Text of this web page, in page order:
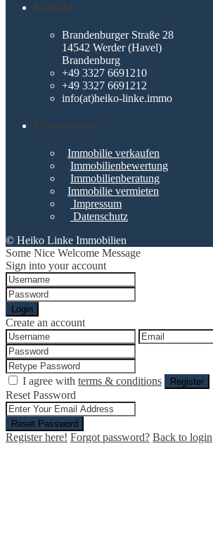
Kontakt
Brandenburger Straße 28
14542 Werder (Havel)
Brandenburg
+49 3327 6691210
+49 3327 6691212
info(at)heiko-linke.immo
Wissenswertes
Immobilie verkaufen
Immobilienbewertung
Immobilienberatung
Immobilie vermieten
Impressum
Datenschutz
© Heiko Linke Immobilien
Some Nice Welcome Message
Sign into your account
Login
Create an account
I agree with terms & conditions Register
Reset Password
Reset Password
Register here! Forgot password? Back to login